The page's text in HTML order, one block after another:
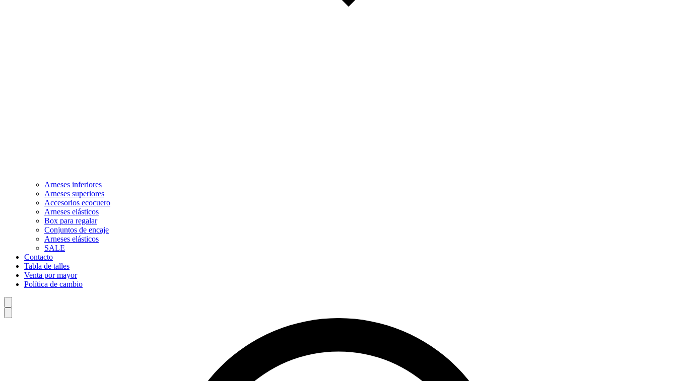
Arneses inferiores
Arneses superiores
Accesorios ecocuero
Arneses elásticos
Box para regalar
Conjuntos de encaje
Arneses elásticos
SALE
Contacto
Tabla de talles
Venta por mayor
Política de cambio